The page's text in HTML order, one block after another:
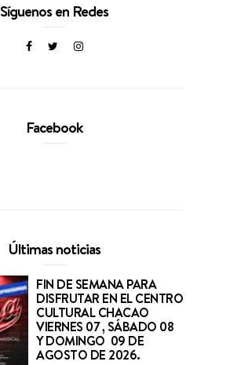
Síguenos en Redes
Facebook
Últimas noticias
FIN DE SEMANA PARA
DISFRUTAR EN EL CENTRO
CULTURAL CHACAO
VIERNES 07 , SÁBADO 08
Y DOMINGO 09 DE
AGOSTO DE 2026.